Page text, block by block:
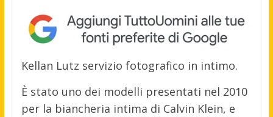
Kellan Lutz servizio fotografico in intimo.
È stato uno dei modelli presentati nel 2010
per la biancheria intima di Calvin Klein, e